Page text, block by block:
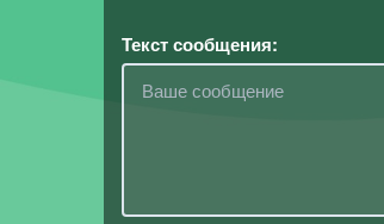
Текст сообщения: